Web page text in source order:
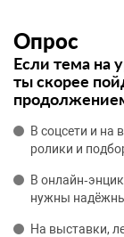
Опрос
Если тема на
ты скорее
В соцсети и
ролики и
В
нужны
На выставки,